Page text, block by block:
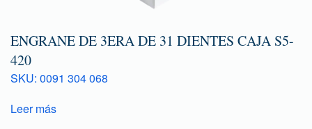
ENGRANE DE 3ERA DE 31 DIENTES CAJA S5-
420
SKU: 0091 304 068
Leer más